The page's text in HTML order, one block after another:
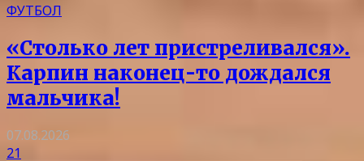
ФУТБОЛ
«Столько лет пристреливался».
Карпин наконец-то дождался
мальчика!
07.08.2026
21